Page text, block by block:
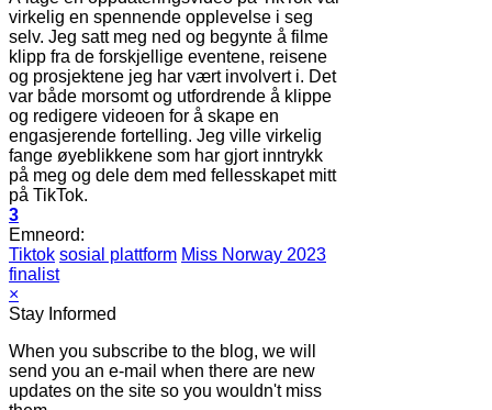
virkelig en spennende opplevelse i seg
selv. Jeg satt meg ned og begynte å filme
klipp fra de forskjellige eventene, reisene
og prosjektene jeg har vært involvert i. Det
var både morsomt og utfordrende å klippe
og redigere videoen for å skape en
engasjerende fortelling. Jeg ville virkelig
fange øyeblikkene som har gjort inntrykk
på meg og dele dem med fellesskapet mitt
på TikTok.
3
Emneord:
Tiktok sosial plattform Miss Norway 2023
finalist
×
Stay Informed
When you subscribe to the blog, we will
send you an e-mail when there are new
updates on the site so you wouldn't miss